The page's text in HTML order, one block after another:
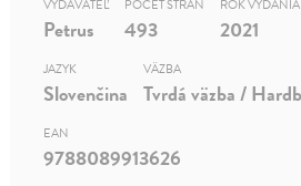
VYDAVATEĽ
Petrus
POČET STRÁN
493
ROK VYDANIA
2021
JAZYK
Slovenčina
VÄZBA
Tvrdá väzba /
EAN
9788089913626